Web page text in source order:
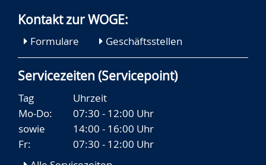
Kontakt zur WOGE:
Formulare Geschäftsstellen
Servicezeiten (Servicepoint)
Tag
Uhrzeit
Mo-Do:
07:30 - 12:00 Uhr
sowie
14:00 - 16:00 Uhr
Fr:
07:30 - 12:00 Uhr